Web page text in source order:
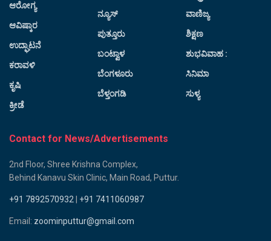
ಆರೋಗ್ಯ
ಆವಿಷ್ಕಾರ
ಉದ್ಘಾಟನೆ
ಕರಾವಳಿ
ಕೃಷಿ
ಕ್ರೀಡೆ
ನ್ಯೂಸ್
ಪುತ್ತೂರು
ಬಂಟ್ವಾಳ
ಬೆಂಗಳೂರು
ಬೆಳ್ತಂಗಡಿ
ವಾಣಿಜ್ಯ
ಶಿಕ್ಷಣ
ಶುಭವಿವಾಹ :
ಸಿನಿಮಾ
ಸುಳ್ಯ
Contact for News/Advertisements
2nd Floor, Shree Krishna Complex,
Behind Kanavu Skin Clinic, Main Road, Puttur.
+91 7892570932 +91 7411060987
Email: zoominputtur@gmail.com